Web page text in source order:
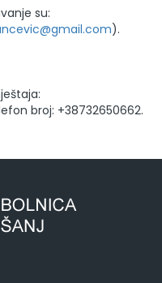
su:
).
broj: +38732650662.